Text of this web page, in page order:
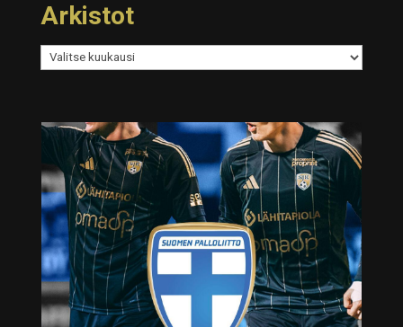
Arkistot
Arkistot